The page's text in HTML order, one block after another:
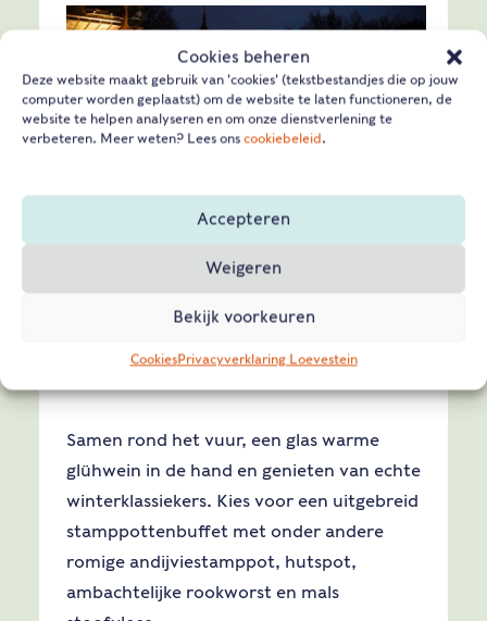
Cookies beheren
Deze website maakt gebruik van 'cookies' (tekstbestandjes die op jouw
computer worden geplaatst) om de website te laten functioneren, de
website te helpen analyseren en om onze dienstverlening te
verbeteren. Meer weten? Lees ons cookiebeleid.
Accepteren
Weigeren
Bekijk voorkeuren
CookiesPrivacyverklaring Loevestein
STAMPPOTTENBUFFET
Samen rond het vuur, een glas warme
glühwein in de hand en genieten van echte
winterklassiekers. Kies voor een uitgebreid
stamppottenbuffet met onder andere
romige andijviestamppot, hutspot,
ambachtelijke rookworst en mals